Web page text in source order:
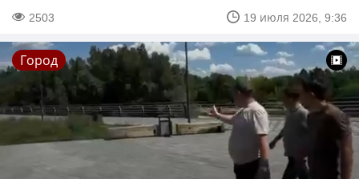
2503 19 июля 2026, 9:36
Город